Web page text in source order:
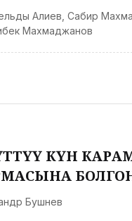
Алиев Сабир
Махмаджанов
КҮН
Бушнев